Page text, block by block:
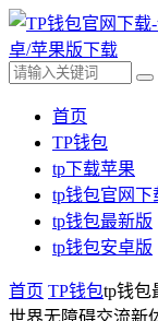
首页
TP钱包
tp下载苹果
tp钱包官网下
tp钱包最新版
tp钱包安卓版
首页 TP钱包tp钱包
世界无障碍交流新